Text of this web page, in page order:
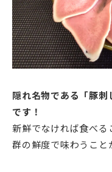
隠れ名物である「豚刺
です！
新鮮でなければ食べ
群の鮮度で味わうこと